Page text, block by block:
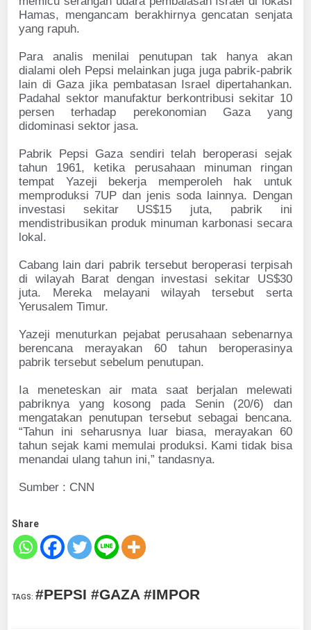
Hamas, mengancam berakhirnya gencatan senjata
yang rapuh.
Para analis menilai penutupan tak hanya akan
dialami oleh Pepsi melainkan juga juga pabrik-pabrik
lain di Gaza jika pembatasan Israel dipertahankan.
Padahal sektor manufaktur berkontribusi sekitar 10
persen terhadap perekonomian Gaza yang
didominasi sektor jasa.
Pabrik Pepsi Gaza sendiri telah beroperasi sejak
tahun 1961, ketika perusahaan minuman ringan
tempat Yazeji bekerja memperoleh hak untuk
memproduksi 7UP dan jenis soda lainnya. Dengan
investasi sekitar US$15 juta, pabrik ini
mendistribusikan produk minuman karbonasi secara
lokal.
Cabang lain dari pabrik tersebut beroperasi terpisah
di wilayah Barat dengan investasi sekitar US$30
juta. Mereka melayani wilayah tersebut serta
Yerusalem Timur.
Yazeji menuturkan pejabat perusahaan sebenarnya
berencana merayakan 60 tahun beroperasinya
pabrik tersebut sebelum penutupan.
Ia meneteskan air mata saat berjalan melewati
pabriknya yang kosong pada Senin (20/6) dan
mengatakan penutupan tersebut sebagai bencana.
“Tahun ini seharusnya luar biasa, merayakan 60
tahun sejak kami memulai produksi. Kami tidak bisa
menandai ulang tahun ini,” tandasnya.
Sumber : CNN
Share
TAGS:#PEPSI #GAZA #IMPOR